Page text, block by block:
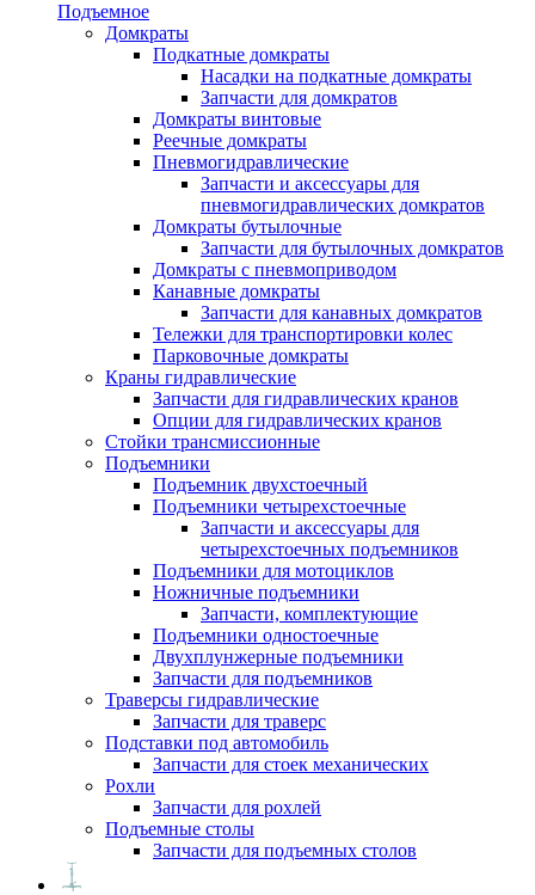
Подъемное
Домкраты
Подкатные домкраты
Насадки на подкатные домкраты
Запчасти для домкратов
Домкраты винтовые
Реечные домкраты
Пневмогидравлические
Запчасти и аксессуары для
пневмогидравлических домкратов
Домкраты бутылочные
Запчасти для бутылочных домкратов
Домкраты с пневмоприводом
Канавные домкраты
Запчасти для канавных домкратов
Тележки для транспортировки колес
Парковочные домкраты
Краны гидравлические
Запчасти для гидравлических кранов
Опции для гидравлических кранов
Стойки трансмиссионные
Подъемники
Подъемник двухстоечный
Подъемники четырехстоечные
Запчасти и аксессуары для
четырехстоечных подъемников
Подъемники для мотоциклов
Ножничные подъемники
Запчасти, комплектующие
Подъемники одностоечные
Двухплунжерные подъемники
Запчасти для подъемников
Траверсы гидравлические
Запчасти для траверс
Подставки под автомобиль
Запчасти для стоек механических
Рохли
Запчасти для рохлей
Подъемные столы
Запчасти для подъемных столов